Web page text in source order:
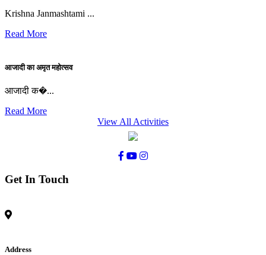
Krishna Janmashtami ...
Read More
आजादी का अमृत महोत्सव
आजादी क�...
Read More
View All Activities
Get In Touch
Address